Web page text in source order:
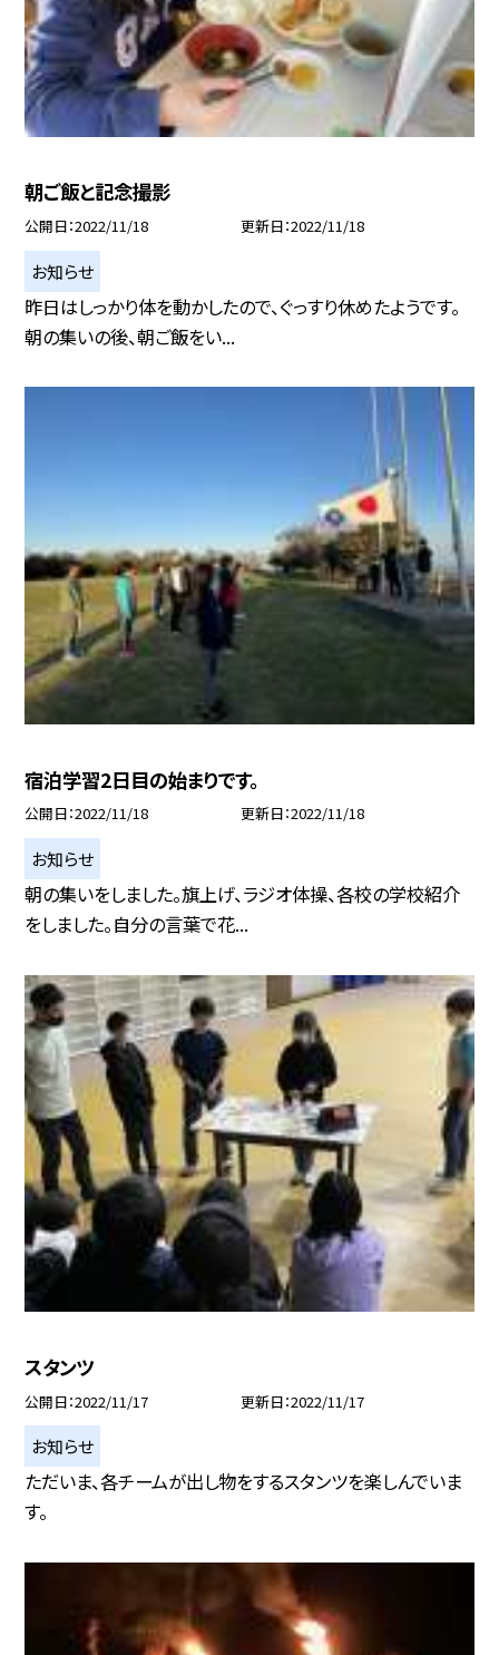
朝ご飯と記念撮影
公開日 2022/11/18 更新日 2022/11/18
お知らせ
昨日はしっかり体を動かしたので、ぐっすり休めたようです。
朝の集いの後、朝ご飯をい...
宿泊学習2日目の始まりです。
公開日 2022/11/18 更新日 2022/11/18
お知らせ
朝の集いをしました。旗上げ、ラジオ体操、各校の学校紹介
をしました。自分の言葉で花...
スタンツ
公開日 2022/11/17 更新日 2022/11/17
お知らせ
ただいま、各チームが出し物をするスタンツを楽しんでいま
す。